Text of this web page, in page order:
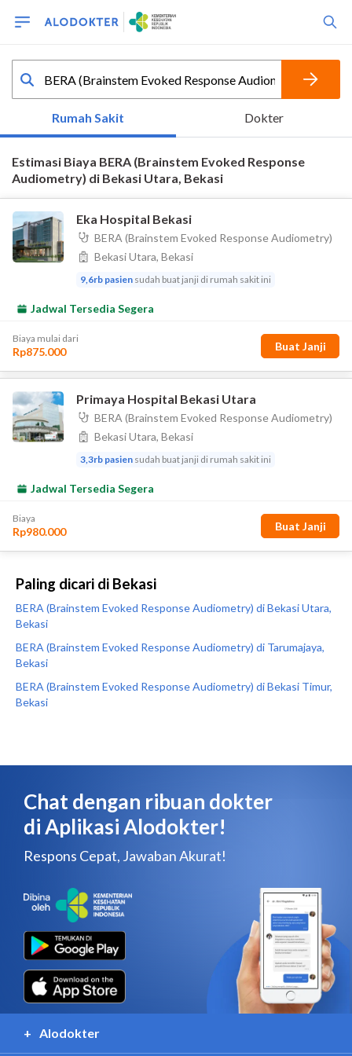
Paling dicari di Bekasi
BERA (Brainstem Evoked Response Audiometry) di Bekasi Utara,
Bekasi
BERA (Brainstem Evoked Response Audiometry) di Tarumajaya,
Bekasi
BERA (Brainstem Evoked Response Audiometry) di Bekasi Timur,
Bekasi